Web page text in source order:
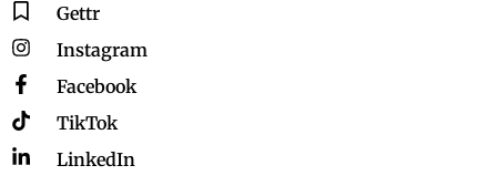
Gettr
Instagram
Facebook
TikTok
LinkedIn